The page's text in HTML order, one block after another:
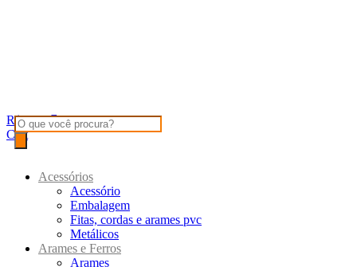
R$0,00
Cart
Products
search
Acessórios
Acessório
Embalagem
Fitas, cordas e arames pvc
Metálicos
Arames e Ferros
Arames